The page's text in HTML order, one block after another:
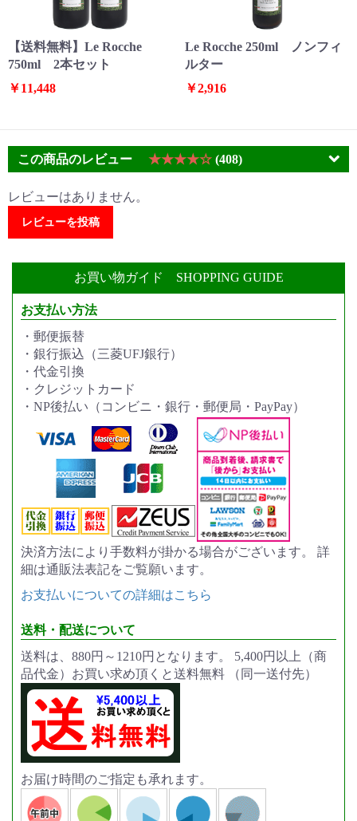
【送料無料】Le Rocche
750ml 2本セット
￥11,448
Le Rocche 250ml ノンフィ
ルター
￥2,916
この商品のレビュー ★★★★☆ (408)
レビューはありません。
レビューを投稿
お買い物ガイド SHOPPING GUIDE
お支払い方法
・郵便振替
・銀行振込（三菱UFJ銀行）
・代金引換
・クレジットカード
・NP後払い（コンビニ・銀行・郵便局・PayPay）
決済方法により手数料が掛かる場合がございます。 詳
細は通販法表記をご覧願います。
お支払いについての詳細はこちら
送料・配送について
送料は、880円～1210円となります。 5,400円以上（商
品代金）お買い求め頂くと送料無料 （同一送付先）
お届け時間のご指定も承れます。